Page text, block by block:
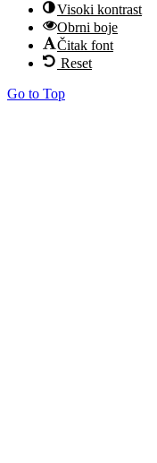
Visoki kontrast
Obrni boje
Čitak font
Reset
Go to Top